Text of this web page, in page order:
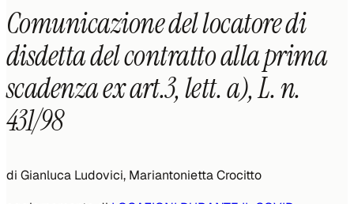
Comunicazione del locatore di
disdetta del contratto alla prima
scadenza ex art.3, lett. a), L. n.
431/98
di Gianluca Ludovici, Mariantonietta Crocitto